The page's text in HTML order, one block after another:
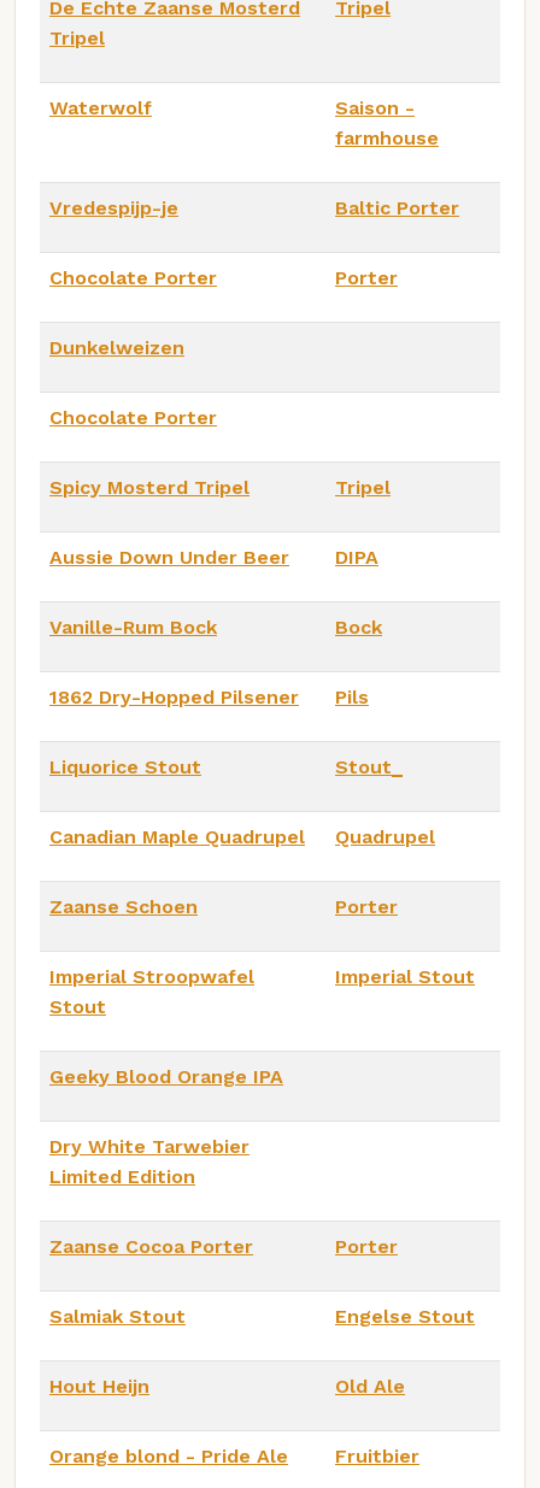
De Echte Zaanse Mosterd
Tripel
Tripel
Waterwolf
Saison -
farmhouse
Vredespijp-je Baltic Porter
Chocolate Porter Porter
Dunkelweizen
Chocolate Porter
Spicy Mosterd Tripel Tripel
Aussie Down Under Beer DIPA
Vanille-Rum Bock Bock
1862 Dry-Hopped Pilsener Pils
Liquorice Stout Stout_
Canadian Maple Quadrupel Quadrupel
Zaanse Schoen Porter
Imperial Stroopwafel
Stout
Imperial Stout
Geeky Blood Orange IPA
Dry White Tarwebier
Limited Edition
Zaanse Cocoa Porter Porter
Salmiak Stout Engelse Stout
Hout Heijn Old Ale
Orange blond - Pride Ale Fruitbier